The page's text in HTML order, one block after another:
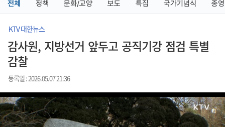
서 도메인 주소를 확인해 보세요
전체 정책 문화/교양 보도 특집 국가기념식 종영
KTV 대한뉴스
감사원, 지방선거 앞두고 공직기강 점검 특별
감찰
등록일 : 2026.05.07 21:36